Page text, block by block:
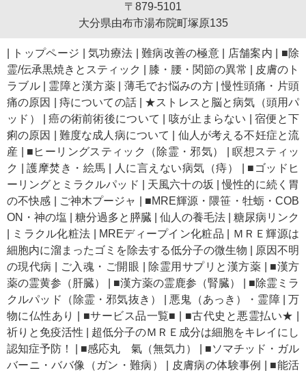
〒879-5101
大分県由布市湯布院町塚原135
トップページ 気功療法 難病改善の極意 店舗案内
■除
霊/伝承黒焼きとスティック
膝・腰・関節の異常
皮膚のト
ラブル| 霊障と漢方薬 薄毛でお悩みの方|慢性頭痛・片頭
痛の原因
痔についての話| ★ストレスと脳と病気（頭用パ
ッド）
|癌の術前術後について 咳が止まらない |宿便と下
痢の原因
難度な成人病について
仙人が考える不妊症と流
産
■ヒーリングスティック（除霊・邪気） |瞑想スティッ
ク
|護摩焚き・絵馬 人に言えない病気（痔）
■ゴッドヒ
ーリングとミラクルパッド
天風六十の坂 |慢性的に続く胃
の不快感
ご神木プージャ
■MRE輝源・隈笹・牡蛎・COB
ON・神の塩
糖分過多と膵臓 仙人の養毛法
糖尿病リンク
ミラクル化粧法 MREディープイン化粧品
ＭＲＥ輝源は
細胞内に溜まったゴミを除去する低分子の微生物
原因不明
の現代病
ご入魂・ご開眼 除霊用サプリと漢方薬
■漢方
薬の霊黄参（肝臓）
■漢方薬の霊鹿参（腎臓）
■除霊ミラ
クルパッド（除霊・邪気抜き）
悪鬼（あっき）・霊障|万
物に仏性あり
■サービス品一覧■ ■古代史と悪霊払い★
祈りと免疫活性
超低分子のＭＲＥ成分は細胞をキレイにし
認知症予防！
■感応丸 氣（無気力）
■ソマチッド・ガル
バーニ・ババ像（ガン・難病）
皮膚病の体験事例
■能活